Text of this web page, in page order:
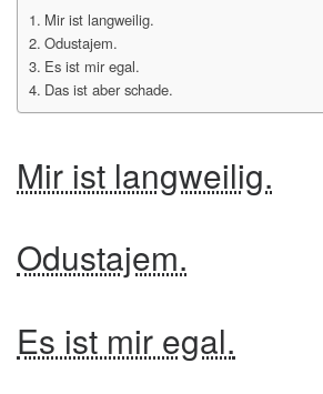
Mir ist langweilig.
Odustajem.
Es ist mir egal.
Das ist aber schade.
Mir ist langweilig.
Odustajem.
Es ist mir egal.